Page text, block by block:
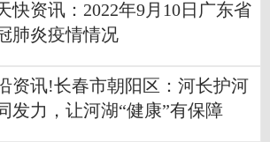
快资讯：2022年9月10日广东省
肺炎疫情情况
资讯!长春市朝阳区：河长护河
发力，让河湖“健康”有保障